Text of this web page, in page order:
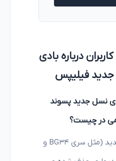
درباره بادی
فیلیپس
نسل جدید پسوند
در مدل‌های نسل جدید (مثل سری BG34 و